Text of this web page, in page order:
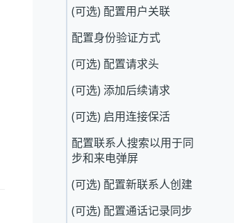
(可选) 配置用户关联
配置身份验证方式
(可选) 配置请求头
(可选) 添加后续请求
(可选) 启用连接保活
配置联系人搜索以用于同
步和来电弹屏
(可选) 配置新联系人创建
(可选) 配置通话记录同步